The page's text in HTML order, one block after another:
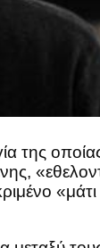
της